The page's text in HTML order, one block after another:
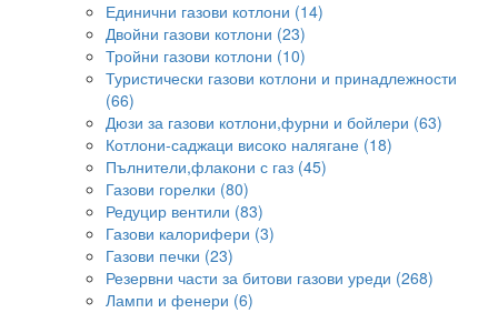
Единични газови котлони (14)
Двойни газови котлони (23)
Тройни газови котлони (10)
Туристически газови котлони и принадлежности
(66)
Дюзи за газови котлони,фурни и бойлери (63)
Котлони-саджаци високо налягане (18)
Пълнители,флакони с газ (45)
Газови горелки (80)
Редуцир вентили (83)
Газови калорифери (3)
Газови печки (23)
Резервни части за битови газови уреди (268)
Лампи и фенери (6)